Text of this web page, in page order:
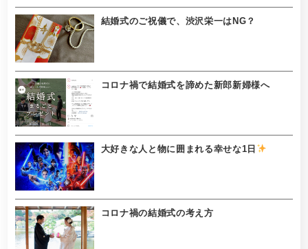
結婚式のご祝儀で、渋沢栄一はNG？
コロナ禍で結婚式を諦めた新郎新婦様へ
大好きな人と物に囲まれる幸せな1日
コロナ禍の結婚式の考え方